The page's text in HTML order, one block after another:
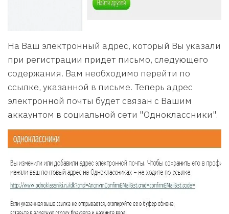
На Ваш электронный адрес, который Вы указали
при регистрации придет письмо, следующего
содержания. Вам необходимо перейти по
ссылке, указанной в письме. Теперь адрес
электронной почты будет связан с Вашим
аккаунтом в социальной сети "Одноклассники".